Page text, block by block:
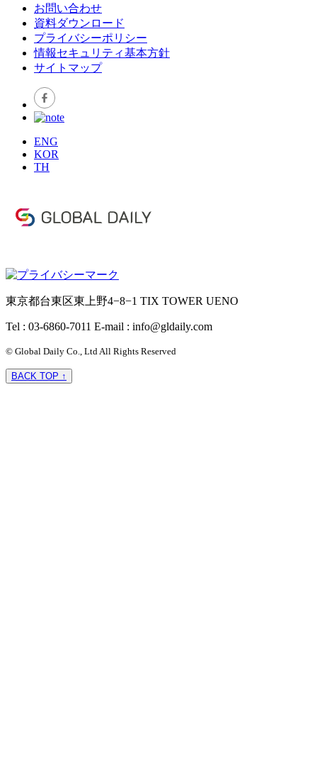
お問い合わせ
資料ダウンロード
プライバシーポリシー
情報セキュリティ基本方針
サイトマップ
ENG
KOR
TH
東京都台東区東上野4−8−1 TIX TOWER UENO
Tel : 03-6860-7011 E-mail : info@gldaily.com
© Global Daily Co., Ltd All Rights Reserved
BACK TOP ↑